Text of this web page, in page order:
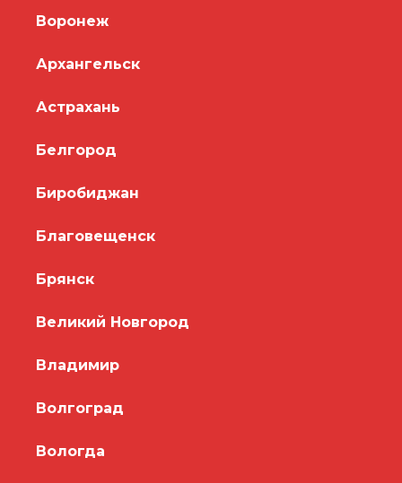
Воронеж
Архангельск
Астрахань
Белгород
Биробиджан
Благовещенск
Брянск
Великий Новгород
Владимир
Волгоград
Вологда